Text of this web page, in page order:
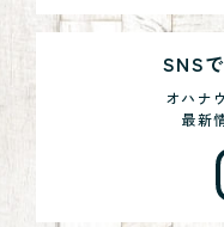
SNS
オハナ
最新